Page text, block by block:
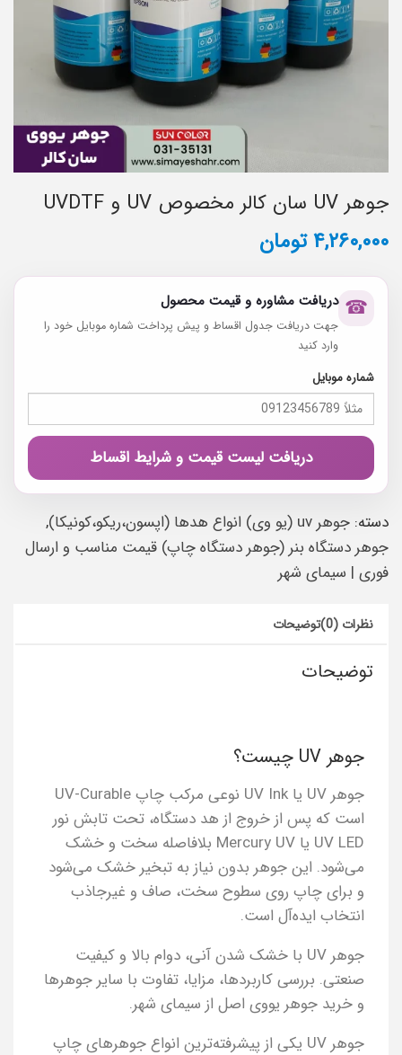
جوهر UV سان کالر مخصوص UV و UVDTF
۴,۲۶۰,۰۰۰تومان
☎ دریافت مشاوره و قیمت محصول
جهت دریافت جدول اقساط و پیش پرداخت شماره موبایل خود را
وارد کنید
شماره موبایل
دریافت لیست قیمت و شرایط اقساط
دسته: جوهر uv (یو وی) انواع هدها (اپسون،ریکو،کونیکا)
,
جوهر دستگاه بنر (جوهر دستگاه چاپ) قیمت مناسب و ارسال
فوری | سیمای شهر
توضیحات نظرات (0)
توضیحات
جوهر UV چیست؟
جوهر UV یا UV Ink نوعی مرکب چاپ UV-Curable
است که پس از خروج از هد دستگاه، تحت تابش نور
UV LED یا Mercury UV بلافاصله سخت و خشک
می‌شود. این جوهر بدون نیاز به تبخیر خشک می‌شود
و برای چاپ روی سطوح سخت، صاف و غیرجاذب
انتخاب ایده‌آل است.
جوهر UV با خشک شدن آنی، دوام بالا و کیفیت
صنعتی. بررسی کاربردها، مزایا، تفاوت با سایر جوهرها
و خرید جوهر یووی اصل از سیمای شهر.
جوهر UV یکی از پیشرفته‌ترین انواع جوهرهای چاپ